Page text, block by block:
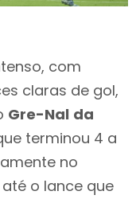
com
claras de gol,
Gre-Nal da
terminou 4 a
no
o lance que